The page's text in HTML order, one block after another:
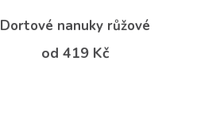
Dortové nanuky růžové
od 419 Kč